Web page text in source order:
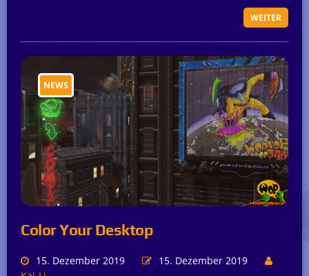
WEITER
NEWS
Color Your Desktop
15. Dezember 2019
15. Dezember 2019